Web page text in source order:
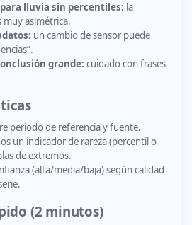
lluvia sin percentiles: la
asimétrica.
un cambio de sensor puede
grande: cuidado con frases
periodo de referencia y fuente.
un indicador de rareza (percentil o
de extremos.
(alta/media/baja) según calidad
(2 minutos)